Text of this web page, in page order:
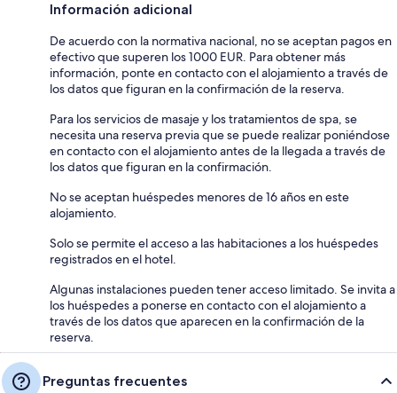
Información adicional
De acuerdo con la normativa nacional, no se aceptan pagos en
efectivo que superen los 1000 EUR. Para obtener más
información, ponte en contacto con el alojamiento a través de
los datos que figuran en la confirmación de la reserva.
Para los servicios de masaje y los tratamientos de spa, se
necesita una reserva previa que se puede realizar poniéndose
en contacto con el alojamiento antes de la llegada a través de
los datos que figuran en la confirmación.
No se aceptan huéspedes menores de 16 años en este
alojamiento.
Solo se permite el acceso a las habitaciones a los huéspedes
registrados en el hotel.
Algunas instalaciones pueden tener acceso limitado. Se invita a
los huéspedes a ponerse en contacto con el alojamiento a
través de los datos que aparecen en la confirmación de la
reserva.
Preguntas frecuentes